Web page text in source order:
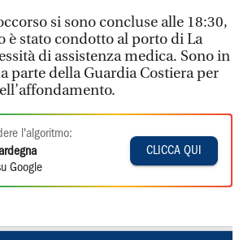
si sono concluse alle 18:30,
è stato condotto al porto di La
di assistenza medica. Sono in
parte della Guardia Costiera per
l'algoritmo:
Google
CLICCA QUI